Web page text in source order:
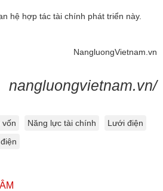
hệ hợp tác tài chính phát triển này.
NangluongVietnam.vn
nangluongvietnam.vn/
vốn Năng lực tài chính
Lưới điện